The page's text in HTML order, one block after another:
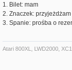
1. Bilet: mam
2. Znaczek: przyjeżdżam
3. Spanie: prośba o
Atari 800XL, LWD2000,